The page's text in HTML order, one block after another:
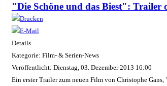
"Die Schöne und das Biest": Trailer
Details
Kategorie: Film- & Serien-News
Veröffentlicht: Dienstag, 03. Dezember 2013 16:00
Ein erster Trailer zum neuen Film von Christophe